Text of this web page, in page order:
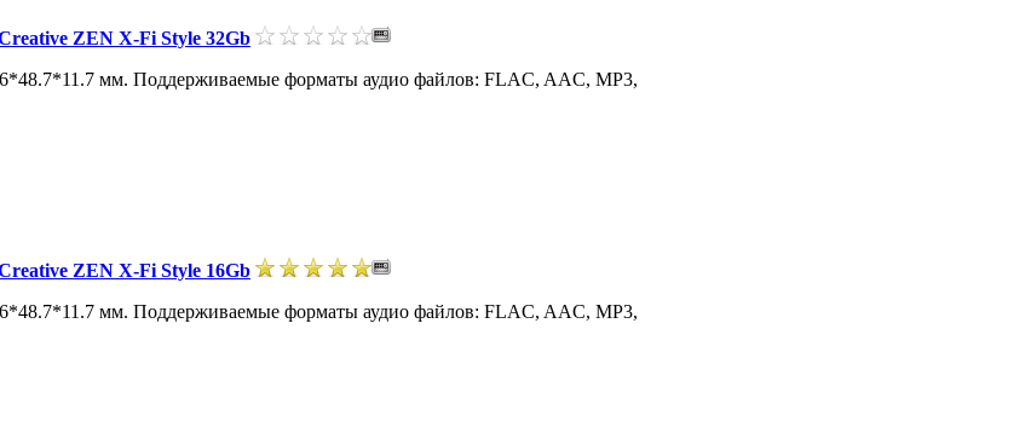
ZEN X-Fi Style 32Gb
мм. Поддерживаемые форматы аудио файлов: FLAC, AAC, MP3,
ZEN X-Fi Style 16Gb
мм. Поддерживаемые форматы аудио файлов: FLAC, AAC, MP3,